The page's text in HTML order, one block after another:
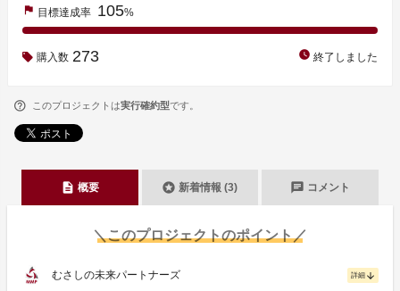
flag 目標達成率 105%
購入数 273 watch_later 終了しました
このプロジェクトは実行確約型です。
description 概要 stars 新着情報 (3) chat コメント
＼このプロジェクトのポイント／
むさしの未来パートナーズ 詳細 arrow_downward